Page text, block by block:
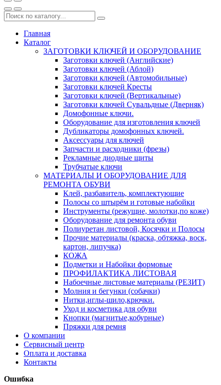
Главная
Каталог
ЗАГОТОВКИ КЛЮЧЕЙ И ОБОРУДОВАНИЕ
Заготовки ключей (Английские)
Заготовки ключей (Аблой)
Заготовки ключей (Автомобильные)
Заготовки ключей Кресты
Заготовки ключей (Вертикальные)
Заготовки ключей Сувальдные (Дверняк)
Домофонные ключи.
Оборудование для изготовления ключей
Дубликаторы домофонных ключей.
Аксессуары для ключей
Запчасти и расходники (фрезы)
Рекламные диодные щиты
Трубчатые ключи
МАТЕРИАЛЫ И ОБОРУДОВАНИЕ ДЛЯ
РЕМОНТА ОБУВИ
Клей, разбавитель, комплектующие
Полосы со штырём и готовые набойки
Инструменты (режущие, молотки,по коже)
Оборудование для ремонта обуви
Полиуретан листовой, Косячки и Полосы
Прочие материалы (краска, обтяжка, воск,
картон, липучка)
КОЖА
Подметки и Набойки формовые
ПРОФИЛАКТИКА ЛИСТОВАЯ
Набоечные листовые материалы (РЕЗИТ)
Молния и бегунки (собачки)
Нитки,иглы-шило,крючки.
Уход и косметика для обуви
Кнопки (магнитые,кобурные)
Пряжки для ремня
О компании
Сервисный центр
Оплата и доставка
Контакты
Ошибка